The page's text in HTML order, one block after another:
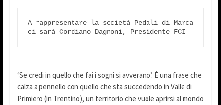
A rappresentare la società Pedali di Marca
ci sarà Cordiano Dagnoni, Presidente FCI
‘Se credi in quello che fai i sogni si avverano’. È una frase che
calza a pennello con quello che sta succedendo in Valle di
Primiero (in Trentino), un territorio che vuole aprirsi al mondo